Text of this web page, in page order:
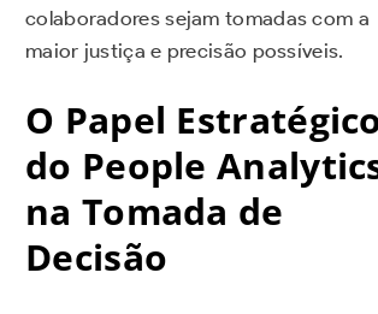
colaboradores sejam tomadas com a
maior justiça e precisão possíveis.
O Papel
do People
na Tomada de
Decisão